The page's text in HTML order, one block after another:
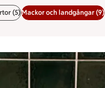
(5)Mackor och landgångar (9)